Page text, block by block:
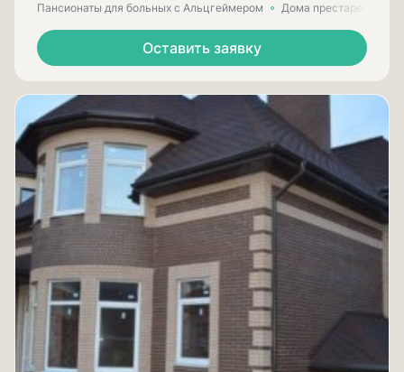
Пансионаты для больных с Альцгеймером Дома престарелых
Оставить заявку